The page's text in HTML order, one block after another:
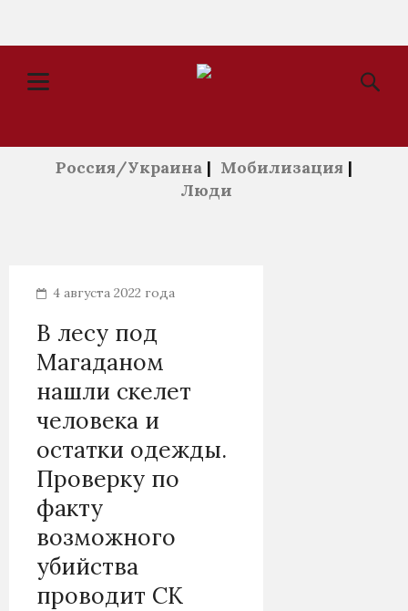
Россия/Украина | Мобилизация |
Люди
4 августа 2022 года
В лесу под
Магаданом
нашли скелет
человека и
остатки одежды.
Проверку по
факту
возможного
убийства
проводит СК